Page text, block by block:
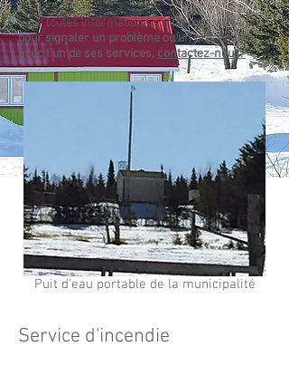
Pour toutes informations supplémentairesou
pour signaler un problème ou un bris en lien
avec l'un de ses services, contactez-nous.
Puit d'eau portable de la municipalité
Service d'incendie